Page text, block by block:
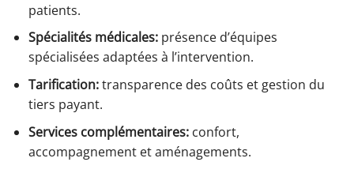
patients.
Spécialités médicales:présence d’équipes
spécialisées adaptées à l’intervention.
Tarification:transparence des coûts et gestion du
tiers payant.
Services complémentaires:confort,
accompagnement et aménagements.